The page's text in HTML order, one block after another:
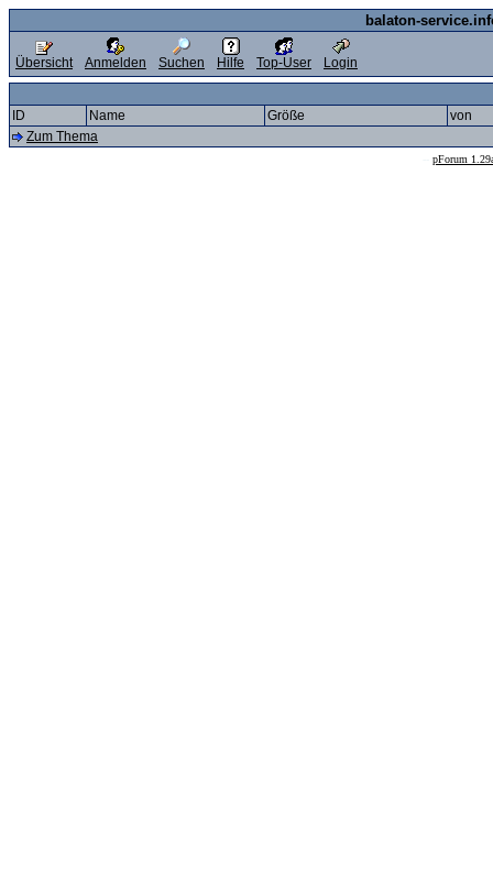
balaton-
Übersicht Anmelden Suchen Hilfe Top-User Login
ID Name Größe
von
Zum Thema
pForum